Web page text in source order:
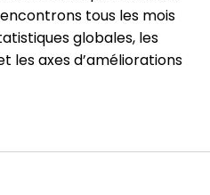
tous les mois
globales, les
les axes d’améliorations